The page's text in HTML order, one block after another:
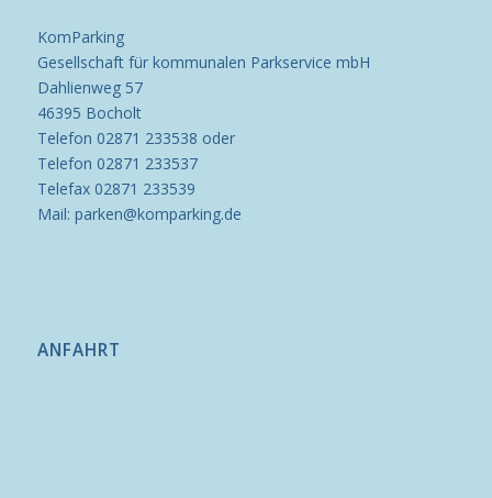
KomParking
Gesellschaft für kommunalen Parkservice mbH
Dahlienweg 57
46395 Bocholt
Telefon 02871 233538 oder
Telefon 02871 233537
Telefax 02871 233539
Mail: parken@komparking.de
ANFAHRT